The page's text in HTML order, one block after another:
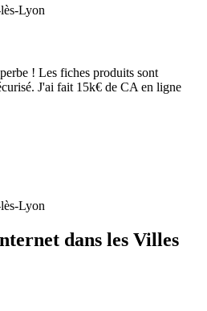
Lyon
! Les fiches produits sont
J'ai fait 15k€ de CA en ligne
Lyon
dans les Villes